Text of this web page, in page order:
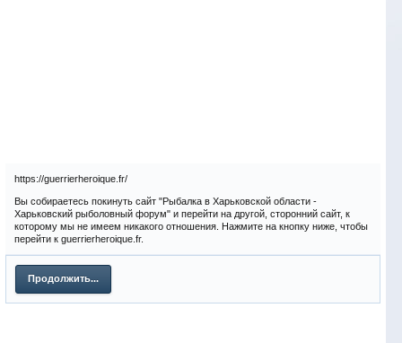
https://guerrierheroique.fr/
Вы собираетесь покинуть сайт "Рыбалка в Харьковской области -
Харьковский рыболовный форум" и перейти на другой, сторонний сайт, к
которому мы не имеем никакого отношения. Нажмите на кнопку ниже, чтобы
перейти к guerrierheroique.fr.
Продолжить...